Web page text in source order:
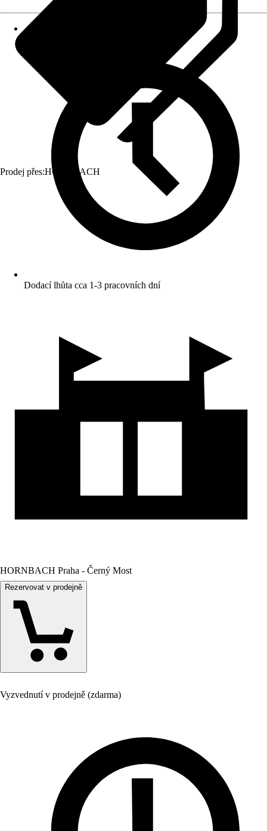
Prodej přes:HORNBACH
Dodací lhůta cca 1-3 pracovních dní
HORNBACH Praha - Černý Most
Rezervovat v prodejně
Vyzvednutí v prodejně (zdarma)